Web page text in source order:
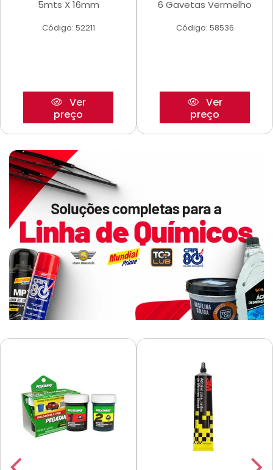
5mts X 16mm
Código: 52211
Ver
preço
6 Gavetas Vermelho
Código: 58536
Ver
preço